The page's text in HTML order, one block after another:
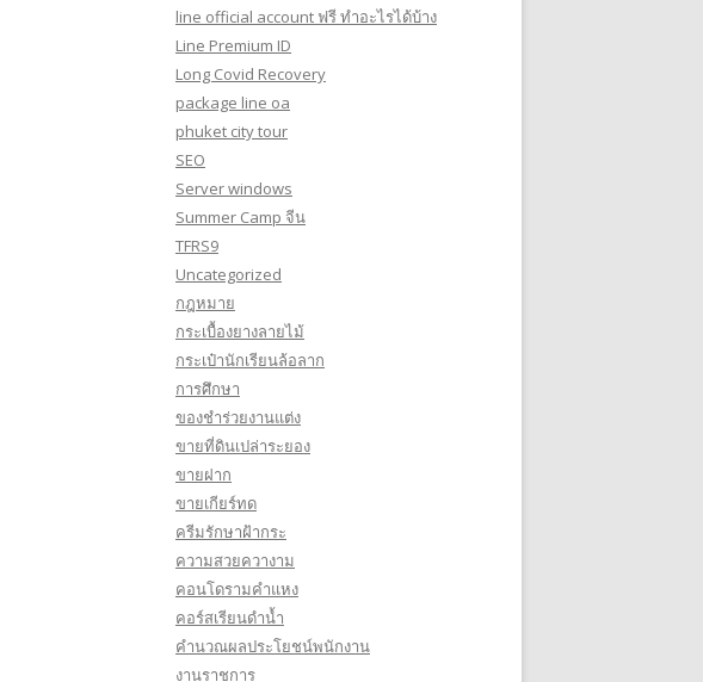
line official account ฟรี ทําอะไรได้บ้าง
Line Premium ID
Long Covid Recovery
package line oa
phuket city tour
SEO
Server windows
Summer Camp จีน
TFRS9
Uncategorized
กฎหมาย
กระเบื้องยางลายไม้
กระเป๋านักเรียนล้อลาก
การศึกษา
ของชำร่วยงานแต่ง
ขายที่ดินเปล่าระยอง
ขายฝาก
ขายเกียร์ทด
ครีมรักษาฝ้ากระ
ความสวยควางาม
คอนโดรามคำแหง
คอร์สเรียนดำน้ำ
คำนวณผลประโยชน์พนักงาน
งานราชการ